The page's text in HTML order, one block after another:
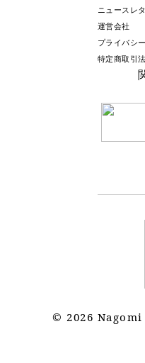
ニュースレ
運営会社
プライバシ
特定商取引
© 2026